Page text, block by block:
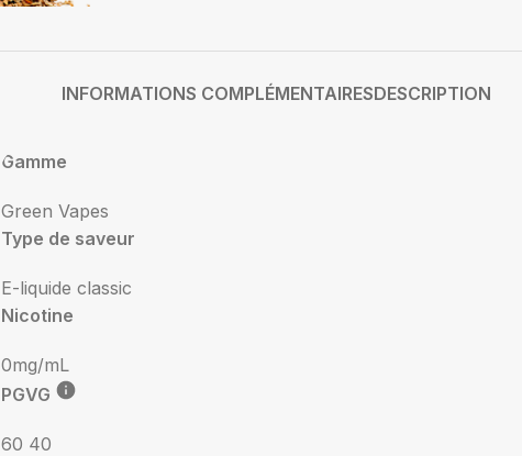
INFORMATIONS COMPLÉMENTAIRESDESCRIPTION
Gamme
Green Vapes
Type de saveur
E-liquide classic
Nicotine
0mg/mL
PGVG
60 40